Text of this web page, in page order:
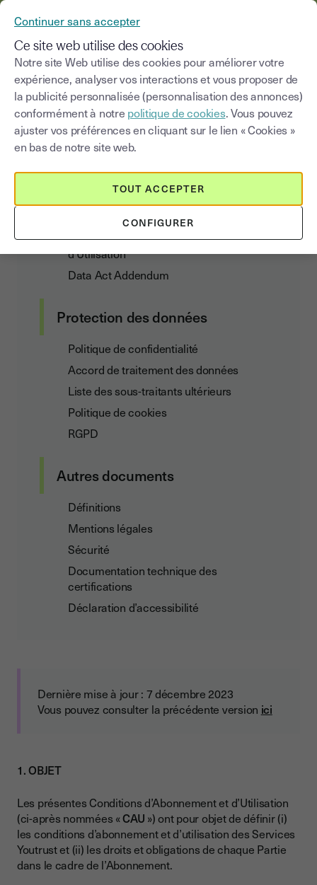
Conditions Générales
d’Abonnement et
d’Utilisation
Contrat client
Conditions Générales d’Abonnement et
d’Utilisation
Data Act Addendum
Protection des données
Politique de confidentialité
Accord de traitement des données
Liste des sous-traitants ultérieurs
Politique de cookies
RGPD
Autres documents
Définitions
Mentions légales
Sécurité
Documentation technique des
certifications
Déclaration d’accessibilité
Dernière mise à jour : 7 décembre 2023
Vous pouvez consulter la précédente version ici
1. OBJET
Les présentes Conditions d’Abonnement et d’Utilisation
(ci-après nommées «CAU ») ont pour objet de définir (i)
les conditions d’abonnement et d’utilisation des Services
Youtrust et (ii) les droits et obligations de chaque Partie
dans le cadre de l’Abonnement.
Continuer sans accepter
Ce site web utilise des cookies
Notre site Web utilise des cookies pour améliorer votre
expérience, analyser vos interactions et vous proposer de
la publicité personnalisée (personnalisation des annonces)
conformément à notre politique de cookies. Vous pouvez
ajuster vos préférences en cliquant sur le lien « Cookies »
en bas de notre site web.
CONFIGURER
TOUT ACCEPTER